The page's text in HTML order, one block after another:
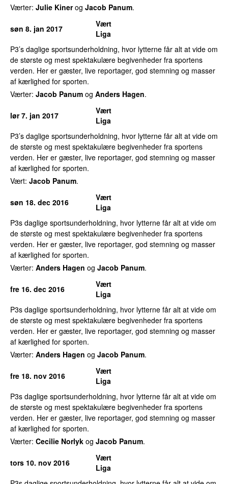
Værter: Julie Kinerog Jacob Panum.
søn 8. jan 2017
Vært
Liga
P3’s daglige sportsunderholdning, hvor lytterne får alt at vide om
de største og mest spektakulære begivenheder fra sportens
verden. Her er gæster, live reportager, god stemning og masser
af kærlighed for sporten.
Værter: Jacob Panum og Anders Hagen.
lør 7. jan 2017
Vært
Liga
P3’s daglige sportsunderholdning, hvor lytterne får alt at vide om
de største og mest spektakulære begivenheder fra sportens
verden. Her er gæster, live reportager, god stemning og masser
af kærlighed for sporten.
Vært: Jacob Panum.
søn 18. dec 2016
Vært
Liga
P3s daglige sportsunderholdning, hvor lytterne får alt at vide om
de største og mest spektakulære begivenheder fra sportens
verden. Her er gæster, live reportager, god stemning og masser
af kærlighed for sporten.
Værter: Anders Hagen og Jacob Panum.
fre 16. dec 2016
Vært
Liga
P3s daglige sportsunderholdning, hvor lytterne får alt at vide om
de største og mest spektakulære begivenheder fra sportens
verden. Her er gæster, live reportager, god stemning og masser
af kærlighed for sporten.
Værter: Anders Hagen og Jacob Panum.
fre 18. nov 2016
Vært
Liga
P3s daglige sportsunderholdning, hvor lytterne får alt at vide om
de største og mest spektakulære begivenheder fra sportens
verden. Her er gæster, live reportager, god stemning og masser
af kærlighed for sporten.
Værter: Cecilie Norlyk og Jacob Panum.
tors 10. nov 2016
Vært
Liga